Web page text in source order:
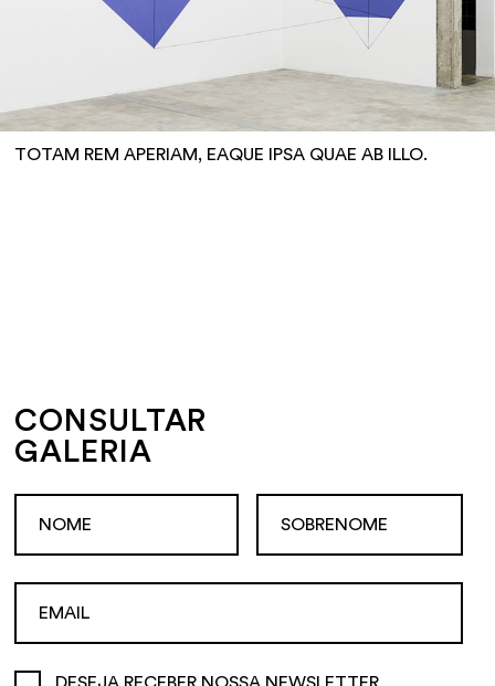
TOTAM REM APERIAM, EAQUE IPSA QUAE AB ILLO.
CONSULTAR
GALERIA